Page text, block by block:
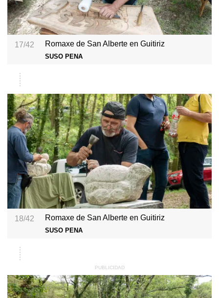
17/42 Romaxe de San Alberte en Guitiriz
SUSO PENA
18/42 Romaxe de San Alberte en Guitiriz
SUSO PENA